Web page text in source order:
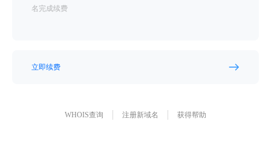
名完成续费
立即续费
WHOIS查询 注册新域名 获得帮助